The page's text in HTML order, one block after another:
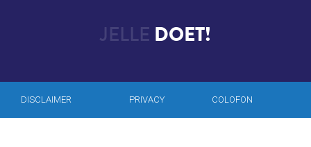
JELLE DOET!
DISCLAIMER PRIVACY COLOFON